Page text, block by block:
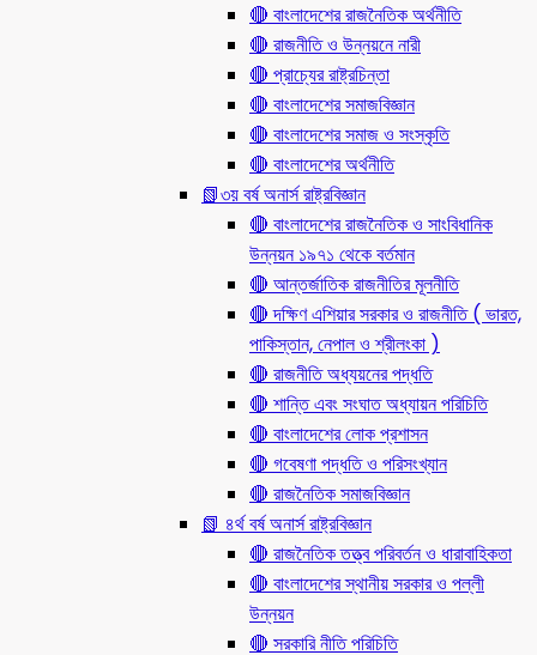
🔴 বাংলাদেশের রাজনৈতিক অর্থনীতি
🔴 রাজনীতি ও উন্নয়নে নারী
🔴 প্রাচ্যের রাষ্ট্রচিন্তা
🔴 বাংলাদেশের সমাজবিজ্ঞান
🔴 বাংলাদেশের সমাজ ও সংস্কৃতি
🔴 বাংলাদেশের অর্থনীতি
📗৩য় বর্ষ অনার্স রাষ্ট্রবিজ্ঞান
🔴 বাংলাদেশের রাজনৈতিক ও সাংবিধানিক
উন্নয়ন ১৯৭১ থেকে বর্তমান
🔴 আন্তর্জাতিক রাজনীতির মূলনীতি
🔴 দক্ষিণ এশিয়ার সরকার ও রাজনীতি ( ভারত,
পাকিস্তান, নেপাল ও শ্রীলংকা )
🔴 রাজনীতি অধ্যয়নের পদ্ধতি
🔴 শান্তি এবং সংঘাত অধ্যায়ন পরিচিতি
🔴 বাংলাদেশের লোক প্রশাসন
🔴 গবেষণা পদ্ধতি ও পরিসংখ্যান
🔴 রাজনৈতিক সমাজবিজ্ঞান
📗 ৪র্থ বর্ষ অনার্স রাষ্ট্রবিজ্ঞান
🔴 রাজনৈতিক তত্ত্ব পরিবর্তন ও ধারাবাহিকতা
🔴 বাংলাদেশের স্থানীয় সরকার ও পল্লী
উন্নয়ন
🔴 সরকারি নীতি পরিচিতি